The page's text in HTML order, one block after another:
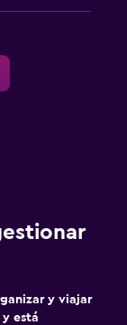
y viajar
está